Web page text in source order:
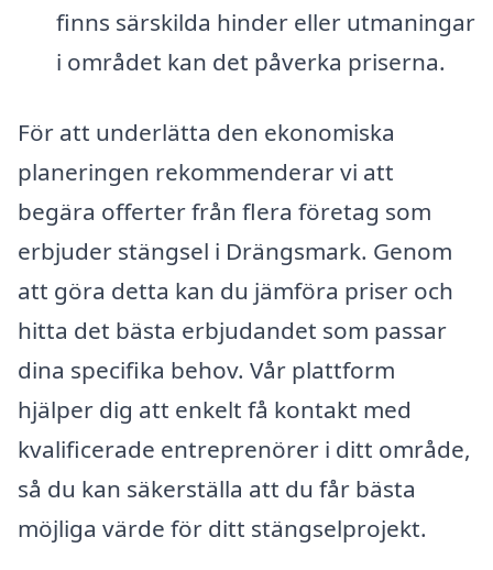
finns särskilda hinder eller utmaningar
i området kan det påverka priserna.
För att underlätta den ekonomiska
planeringen rekommenderar vi att
begära offerter från flera företag som
erbjuder stängsel i Drängsmark. Genom
att göra detta kan du jämföra priser och
hitta det bästa erbjudandet som passar
dina specifika behov. Vår plattform
hjälper dig att enkelt få kontakt med
kvalificerade entreprenörer i ditt område,
så du kan säkerställa att du får bästa
möjliga värde för ditt stängselprojekt.